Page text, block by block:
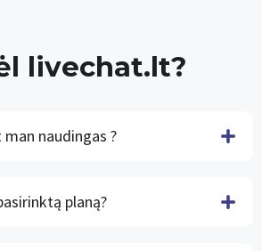
livechat.lt?
naudingas ?
planą?